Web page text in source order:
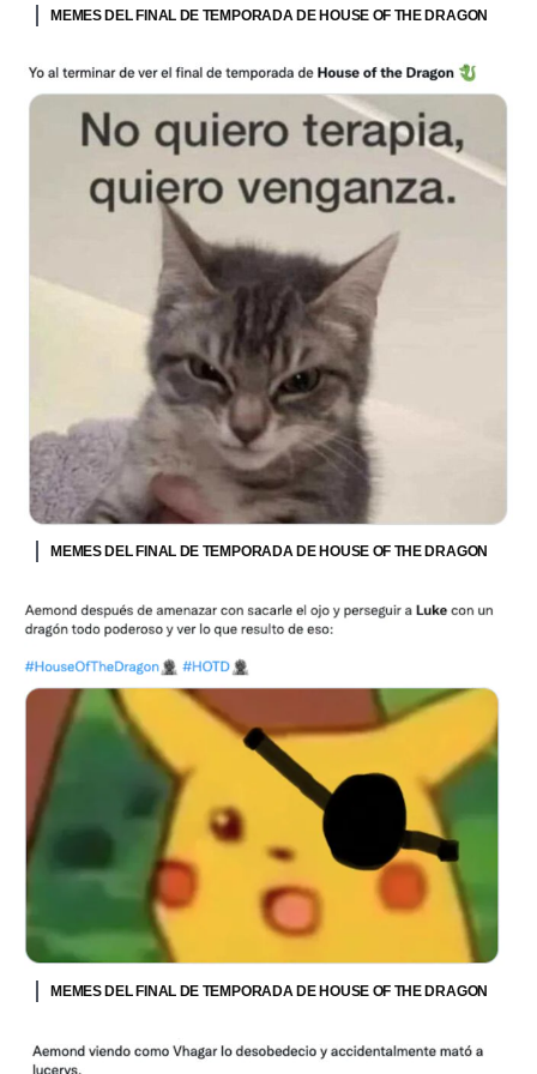
MEMES DEL FINAL DE TEMPORADA DE HOUSE OF THE DRAGON
MEMES DEL FINAL DE TEMPORADA DE HOUSE OF THE DRAGON
MEMES DEL FINAL DE TEMPORADA DE HOUSE OF THE DRAGON